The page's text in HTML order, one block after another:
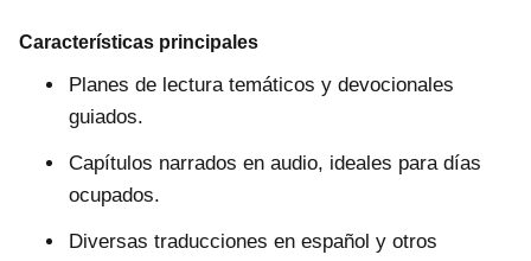
Características principales
Planes de lectura temáticos y devocionales
guiados.
Capítulos narrados en audio, ideales para días
ocupados.
Diversas traducciones en español y otros